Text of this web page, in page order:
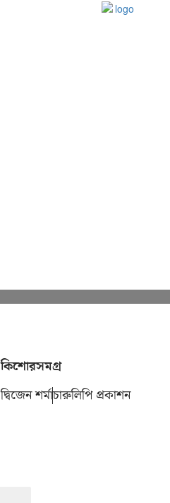
কিশোরসমগ্র
দ্বিজেন শর্মাচারুলিপি প্রকাশন